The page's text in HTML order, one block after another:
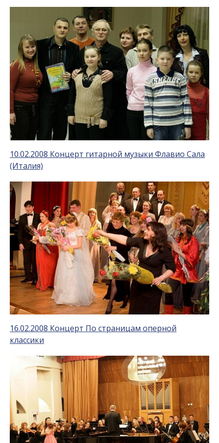
10.02.2008 Концерт гитарной музыки Флавио Сала
(Италия)
16.02.2008 Концерт По страницам оперной
классики